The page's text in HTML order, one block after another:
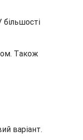
більшості
Також
варіант.